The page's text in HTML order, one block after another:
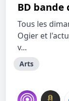
BD bande
Tous les
Ogier et
v...
Arts